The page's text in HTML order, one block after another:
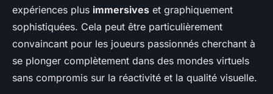
expériences plus immersives et graphiquement
sophistiquées. Cela peut être particulièrement
convaincant pour les joueurs passionnés cherchant à
se plonger complètement dans des mondes virtuels
sans compromis sur la réactivité et la qualité visuelle.